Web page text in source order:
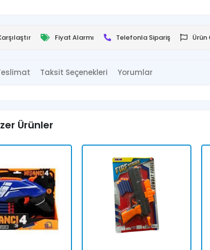
Fiyat Alarmı Telefonla Sipariş Ürün
Taksit Seçenekleri Yorumlar
Ürünler